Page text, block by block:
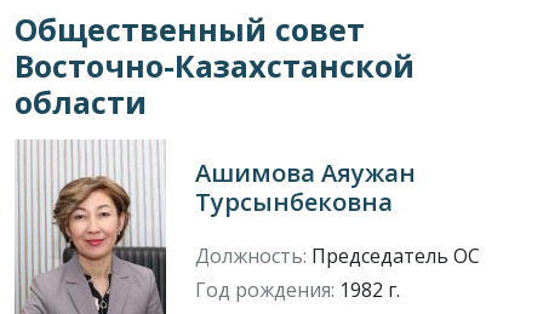
Общественный совет
Восточно-Казахстанской
области
Ашимова Аяужан
Турсынбековна
Должность: Председатель ОС
Год рождения: 1982 г.